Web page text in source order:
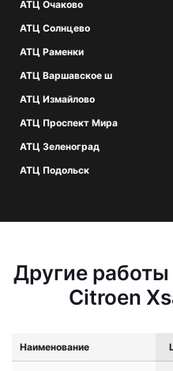
АТЦ Очаково
АТЦ Солнцево
АТЦ Раменки
АТЦ Варшавское ш
АТЦ Измайлово
АТЦ Проспект Мира
АТЦ Зеленоград
АТЦ Подольск
Другие
Citroen
Наименование